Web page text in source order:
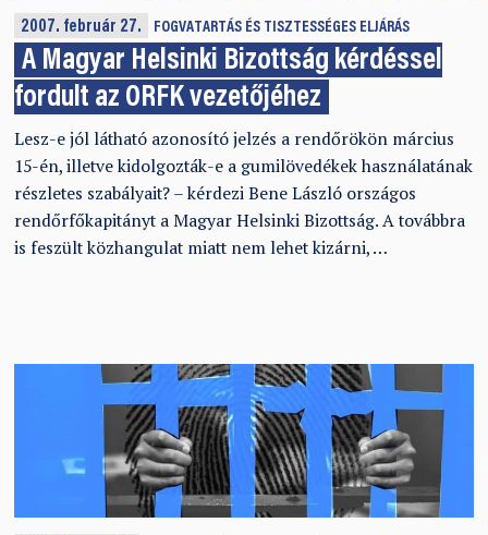
2007. február 27. FOGVATARTÁS ÉS TISZTESSÉGES ELJÁRÁS
A Magyar Helsinki Bizottság kérdéssel
fordult az ORFK vezetőjéhez
Lesz-e jól látható azonosító jelzés a rendőrökön március
15-én, illetve kidolgozták-e a gumilövedékek használatának
részletes szabályait? – kérdezi Bene László országos
rendőrfőkapitányt a Magyar Helsinki Bizottság. A továbbra
is feszült közhangulat miatt nem lehet kizárni, …